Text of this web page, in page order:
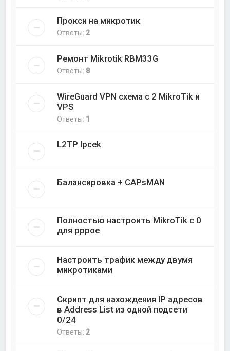
Прокси на микротик
Ответы: 2
Ремонт Mikrotik RBM33G
Ответы: 8
WireGuard VPN схема с 2 MikroTik и
VPS
Ответы: 1
L2TP Ipcek
Балансировка + CAPsMAN
Полностью настроить MikroTik с 0
для pppoe
Настроить трафик между двумя
микротиками
Скрипт для нахождения IP адресов
в Address List из одной подсети
0/24
Ответы: 2